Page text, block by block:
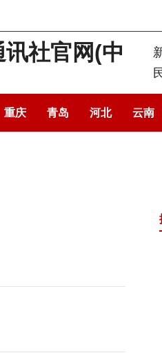
重庆 青岛 河北 云南